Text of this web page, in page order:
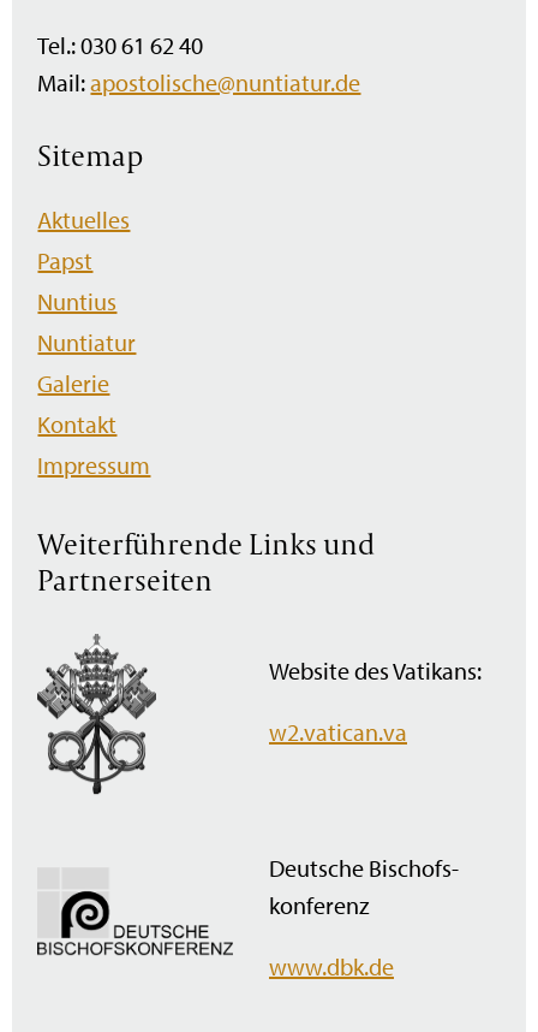
Tel.: 030 61 62 40
Mail:apostolische@nuntiatur.de
Sitemap
Navigation
überspringen
Aktuelles
Papst
Nuntius
Nuntiatur
Galerie
Kontakt
Impressum
Weiterführende Links und
Partnerseiten
Website des Vatikans:
w2.vatican.va
Deutsche Bischofs­
konferenz
www.dbk.de